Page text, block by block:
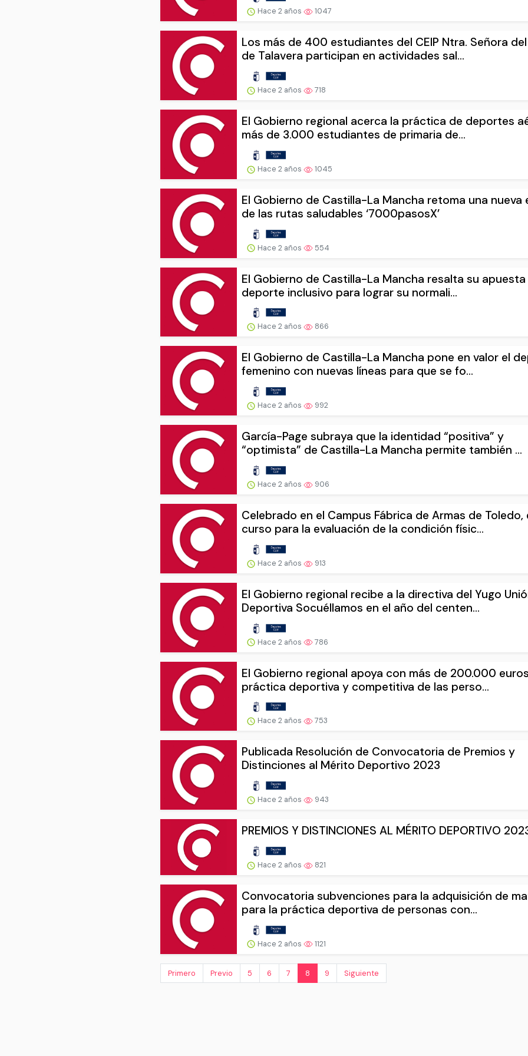
Hace 2 años 1047
Los más de 400 estudiantes del CEIP Ntra. Señora
de Talavera participan en actividades sal...
Hace 2 años 718
El Gobierno regional acerca la práctica de deportes
más de 3.000 estudiantes de primaria de...
Hace 2 años 1045
El Gobierno de Castilla-La Mancha retoma una nueva
de las rutas saludables ‘7000pasosX’
Hace 2 años 554
El Gobierno de Castilla-La Mancha resalta su
deporte inclusivo para lograr su normali...
Hace 2 años 866
El Gobierno de Castilla-La Mancha pone en valor el
femenino con nuevas líneas para que se fo...
Hace 2 años 992
García-Page subraya que la identidad “positiva” y
“optimista” de Castilla-La Mancha permite también ...
Hace 2 años 906
Celebrado en el Campus Fábrica de Armas de Toledo,
curso para la evaluación de la condición físic...
Hace 2 años 913
El Gobierno regional recibe a la directiva del Yugo
Deportiva Socuéllamos en el año del centen...
Hace 2 años 786
El Gobierno regional apoya con más de 200.000
práctica deportiva y competitiva de las perso...
Hace 2 años 753
Publicada Resolución de Convocatoria de Premios y
Distinciones al Mérito Deportivo 2023
Hace 2 años 943
PREMIOS Y DISTINCIONES AL MÉRITO DEPORTIVO
Hace 2 años 821
Convocatoria subvenciones para la adquisición de
para la práctica deportiva de personas con...
Hace 2 años 1121
Primero Previo 5 6 7 8 9 Siguiente